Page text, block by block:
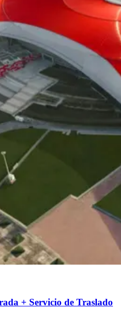
+ Servicio de Traslado